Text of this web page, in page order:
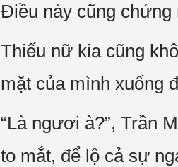
Điều này cũng chứng
Thiếu nữ kia cũng
mặt của mình xuống
“Là ngươi à?”, Trần
to mắt, để lộ cả sự